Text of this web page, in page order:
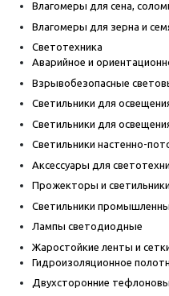
Влагомеры для сена,
Влагомеры для зерна и
Светотехника
Аварийное и
Взрывобезопасные
Светильники для
Светильники для
Светильники настенно-
Аксессуары для
Прожекторы и
Светильники
Лампы светодиодные
Жаростойкие ленты и
Гидроизоляционное
Двухсторонние